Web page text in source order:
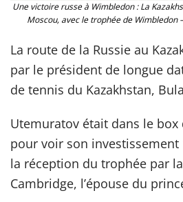
Une victoire russe à Wimbledon : La
Moscou, avec le trophée de Wimbledon –
La route de la Russie au
par le président de longue
de tennis du Kazakhstan,
Utemuratov était dans le box
pour voir son investissement
la réception du trophée par
Cambridge, l’épouse du